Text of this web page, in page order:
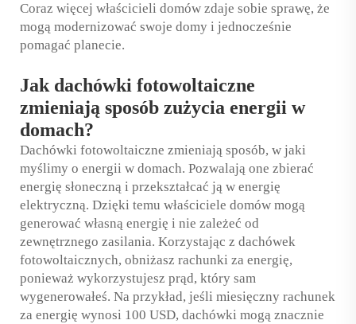
Coraz więcej właścicieli domów zdaje sobie sprawę, że
mogą modernizować swoje domy i jednocześnie
pomagać planecie.
Jak dachówki fotowoltaiczne
zmieniają sposób zużycia energii w
domach?
Dachówki fotowoltaiczne zmieniają sposób, w jaki
myślimy o energii w domach. Pozwalają one zbierać
energię słoneczną i przekształcać ją w energię
elektryczną. Dzięki temu właściciele domów mogą
generować własną energię i nie zależeć od
zewnętrznego zasilania. Korzystając z dachówek
fotowoltaicznych, obniżasz rachunki za energię,
ponieważ wykorzystujesz prąd, który sam
wygenerowałeś. Na przykład, jeśli miesięczny rachunek
za energię wynosi 100 USD, dachówki mogą znacznie